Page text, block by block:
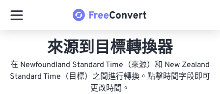
來源到目標轉換器
在 Newfoundland Standard Time（來源）和 New Zealand
Standard Time（目標）之間進行轉換。點擊時間字段即可
更改時間。